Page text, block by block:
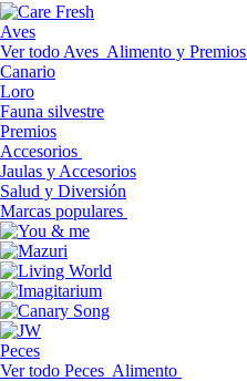
Aves
Ver todo Aves Alimento y Premios
Canario
Loro
Fauna silvestre
Premios
Accesorios
Jaulas y Accesorios
Salud y Diversión
Marcas populares
Peces
Ver todo Peces Alimento